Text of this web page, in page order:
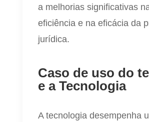
a melhorias significativas
eficiência e na eficácia da
jurídica.
Caso de uso do
e a Tecnologia
A tecnologia desempenha